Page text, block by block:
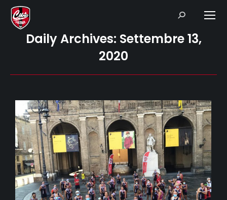
Search:
Daily Archives: Settembre 13,
2020